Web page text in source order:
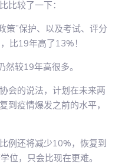
比较了一下：
策”保护、以及考试、评分
比19年高了13%！
较19年高很多。
会的说法，计划在未来两
到疫情爆发之前的水平，
例还将减少10%，恢复到
位，只会比现在更难。